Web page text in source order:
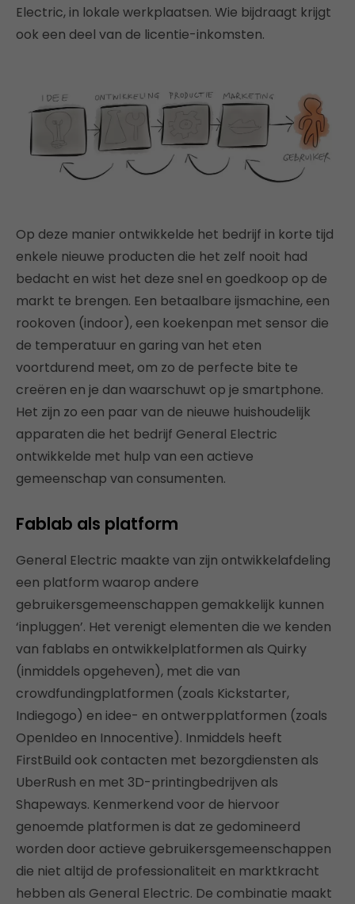
Electric, in lokale werkplaatsen. Wie bijdraagt krijgt
ook een deel van de licentie-inkomsten.
Op deze manier ontwikkelde het bedrijf in korte tijd
enkele nieuwe producten die het zelf nooit had
bedacht en wist het deze snel en goedkoop op de
markt te brengen. Een betaalbare ijsmachine, een
rookoven (indoor), een koekenpan met sensor die
de temperatuur en garing van het eten
voortdurend meet, om zo de perfecte bite te
creëren en je dan waarschuwt op je smartphone.
Het zijn zo een paar van de nieuwe huishoudelijk
apparaten die het bedrijf General Electric
ontwikkelde met hulp van een actieve
gemeenschap van consumenten.
Fablab als platform
General Electric maakte van zijn ontwikkelafdeling
een platform waarop andere
gebruikersgemeenschappen gemakkelijk kunnen
‘inpluggen’. Het verenigt elementen die we kenden
van fablabs en ontwikkelplatformen als Quirky
(inmiddels opgeheven), met die van
crowdfundingplatformen (zoals Kickstarter,
Indiegogo) en idee- en ontwerpplatformen (zoals
OpenIdeo en Innocentive). Inmiddels heeft
FirstBuild ook contacten met bezorgdiensten als
UberRush en met 3D-printingbedrijven als
Shapeways. Kenmerkend voor de hiervoor
genoemde platformen is dat ze gedomineerd
worden door actieve gebruikersgemeenschappen
die niet altijd de professionaliteit en marktkracht
hebben als General Electric. De combinatie maakt